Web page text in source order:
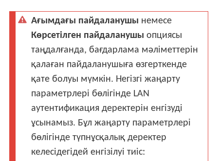
Ағымдағы пайдаланушы немесе
Көрсетілген пайдаланушы опциясы
таңдалғанда, бағдарлама мәліметтерін
қалаған пайдаланушыға өзгерткенде
қате болуы мүмкін. Негізгі жаңарту
параметрлері бөлігінде LAN
аутентификация деректерін енгізуді
ұсынамыз. Бұл жаңарту параметрлері
бөлігінде түпнұсқалық деректер
келесідегідей енгізілуі тиіс: